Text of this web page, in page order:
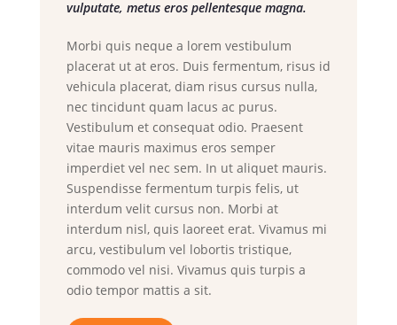
vulputate, metus eros pellentesque magna.
Morbi quis neque a lorem vestibulum
placerat ut at eros. Duis fermentum, risus id
vehicula placerat, diam risus cursus nulla,
nec tincidunt quam lacus ac purus.
Vestibulum et consequat odio. Praesent
vitae mauris maximus eros semper
imperdiet vel nec sem. In ut aliquet mauris.
Suspendisse fermentum turpis felis, ut
interdum velit cursus non. Morbi at
interdum nisl, quis laoreet erat. Vivamus mi
arcu, vestibulum vel lobortis tristique,
commodo vel nisi. Vivamus quis turpis a
odio tempor mattis a sit.